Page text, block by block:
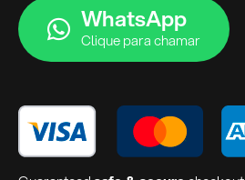
WhatsApp
Clique para chamar